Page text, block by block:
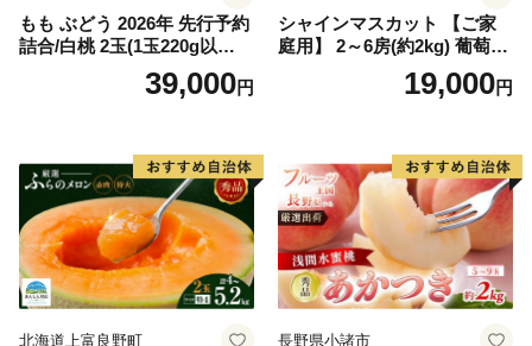
もも ぶどう 2026年 先行予約
詰合/白桃 2玉(1玉220g以
上)・シャインマスカット 晴
39,000円
シャインマスカット 【ご家
庭用】 2～6房(約2kg) 葡萄 ぶ
どう ブドウ フルーツ 果物 く
だもの 果実 旬の果物 旬のフ
19,000円
北海道上富良野町 長野県小諸市